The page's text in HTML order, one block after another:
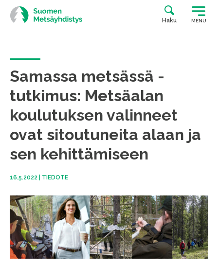
Siirry
suoraan
sisältöön
Haku MENU
Samassa metsässä -
tutkimus: Metsäalan
koulutuksen valinneet
ovat sitoutuneita alaan ja
sen kehittämiseen
16.5.2022 TIEDOTE